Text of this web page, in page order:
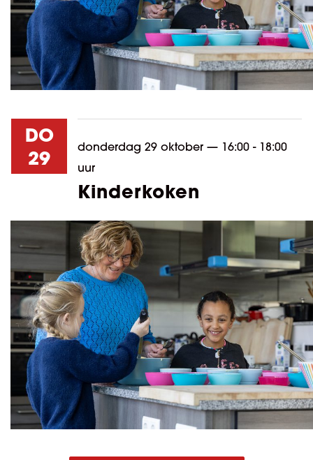
DO
29
donderdag 29 oktober — 16:00 - 18:00
uur
Kinderkoken